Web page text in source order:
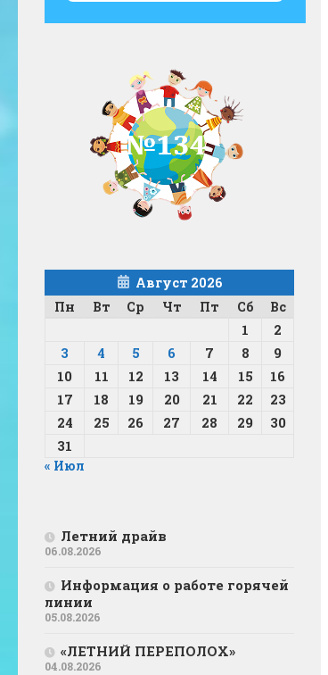
Август 2026
Пн
Вт Ср Чт Пт Сб Вс
1
2
3
4 5 6 7 8
9
10
11 12 13 14 15
16
17
18 19 20 21 22
23
24
25 26 27 28 29
30
31
« Июл
Летний драйв
06.08.2026
Информация о работе горячей
линии
05.08.2026
«ЛЕТНИЙ ПЕРЕПОЛОХ»
04.08.2026